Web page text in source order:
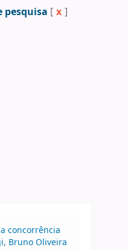
pesquisa [ x ]
concorrência
Bruno Oliveira